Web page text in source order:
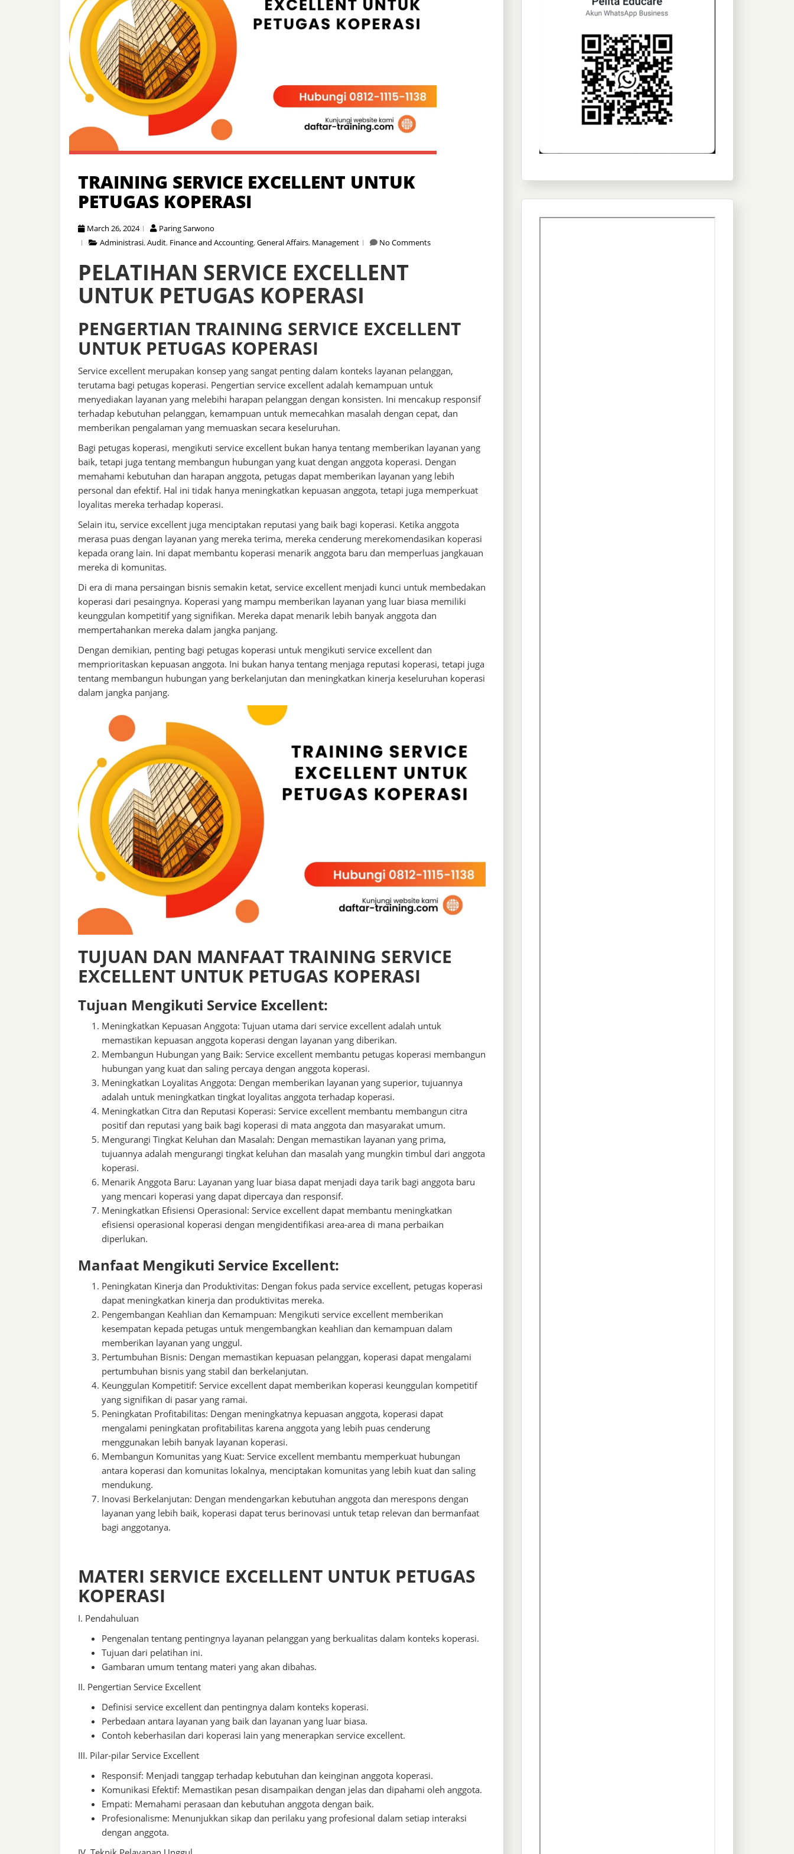
TRAINING SERVICE EXCELLENT UNTUK
PETUGAS KOPERASI
March 26, 2024
Paring Sarwono
Administrasi,Audit, Finance and Accounting,General Affairs, Management No Comments
PELATIHAN SERVICE EXCELLENT
UNTUK PETUGAS KOPERASI
PENGERTIAN TRAINING SERVICE EXCELLENT
UNTUK PETUGAS KOPERASI
Service excellent merupakan konsep yang sangat penting dalam konteks layanan pelanggan,
terutama bagi petugas koperasi. Pengertian service excellent adalah kemampuan untuk
menyediakan layanan yang melebihi harapan pelanggan dengan konsisten. Ini mencakup responsif
terhadap kebutuhan pelanggan, kemampuan untuk memecahkan masalah dengan cepat, dan
memberikan pengalaman yang memuaskan secara keseluruhan.
Bagi petugas koperasi, mengikuti service excellent bukan hanya tentang memberikan layanan yang
baik, tetapi juga tentang membangun hubungan yang kuat dengan anggota koperasi. Dengan
memahami kebutuhan dan harapan anggota, petugas dapat memberikan layanan yang lebih
personal dan efektif. Hal ini tidak hanya meningkatkan kepuasan anggota, tetapi juga memperkuat
loyalitas mereka terhadap koperasi.
Selain itu, service excellent juga menciptakan reputasi yang baik bagi koperasi. Ketika anggota
merasa puas dengan layanan yang mereka terima, mereka cenderung merekomendasikan koperasi
kepada orang lain. Ini dapat membantu koperasi menarik anggota baru dan memperluas jangkauan
mereka di komunitas.
Di era di mana persaingan bisnis semakin ketat, service excellent menjadi kunci untuk membedakan
koperasi dari pesaingnya. Koperasi yang mampu memberikan layanan yang luar biasa memiliki
keunggulan kompetitif yang signifikan. Mereka dapat menarik lebih banyak anggota dan
mempertahankan mereka dalam jangka panjang.
Dengan demikian, penting bagi petugas koperasi untuk mengikuti service excellent dan
memprioritaskan kepuasan anggota. Ini bukan hanya tentang menjaga reputasi koperasi, tetapi juga
tentang membangun hubungan yang berkelanjutan dan meningkatkan kinerja keseluruhan koperasi
dalam jangka panjang.
TUJUAN DAN MANFAAT TRAINING SERVICE
EXCELLENT UNTUK PETUGAS KOPERASI
Tujuan Mengikuti Service Excellent:
Meningkatkan Kepuasan Anggota: Tujuan utama dari service excellent adalah untuk
memastikan kepuasan anggota koperasi dengan layanan yang diberikan.
Membangun Hubungan yang Baik: Service excellent membantu petugas koperasi membangun
hubungan yang kuat dan saling percaya dengan anggota koperasi.
Meningkatkan Loyalitas Anggota: Dengan memberikan layanan yang superior, tujuannya
adalah untuk meningkatkan tingkat loyalitas anggota terhadap koperasi.
Meningkatkan Citra dan Reputasi Koperasi: Service excellent membantu membangun citra
positif dan reputasi yang baik bagi koperasi di mata anggota dan masyarakat umum.
Mengurangi Tingkat Keluhan dan Masalah: Dengan memastikan layanan yang prima,
tujuannya adalah mengurangi tingkat keluhan dan masalah yang mungkin timbul dari anggota
koperasi.
Menarik Anggota Baru: Layanan yang luar biasa dapat menjadi daya tarik bagi anggota baru
yang mencari koperasi yang dapat dipercaya dan responsif.
Meningkatkan Efisiensi Operasional: Service excellent dapat membantu meningkatkan
efisiensi operasional koperasi dengan mengidentifikasi area-area di mana perbaikan
diperlukan.
Manfaat Mengikuti Service Excellent:
Peningkatan Kinerja dan Produktivitas: Dengan fokus pada service excellent, petugas koperasi
dapat meningkatkan kinerja dan produktivitas mereka.
Pengembangan Keahlian dan Kemampuan: Mengikuti service excellent memberikan
kesempatan kepada petugas untuk mengembangkan keahlian dan kemampuan dalam
memberikan layanan yang unggul.
Pertumbuhan Bisnis: Dengan memastikan kepuasan pelanggan, koperasi dapat mengalami
pertumbuhan bisnis yang stabil dan berkelanjutan.
Keunggulan Kompetitif: Service excellent dapat memberikan koperasi keunggulan kompetitif
yang signifikan di pasar yang ramai.
Peningkatan Profitabilitas: Dengan meningkatnya kepuasan anggota, koperasi dapat
mengalami peningkatan profitabilitas karena anggota yang lebih puas cenderung
menggunakan lebih banyak layanan koperasi.
Membangun Komunitas yang Kuat: Service excellent membantu memperkuat hubungan
antara koperasi dan komunitas lokalnya, menciptakan komunitas yang lebih kuat dan saling
mendukung.
Inovasi Berkelanjutan: Dengan mendengarkan kebutuhan anggota dan merespons dengan
layanan yang lebih baik, koperasi dapat terus berinovasi untuk tetap relevan dan bermanfaat
bagi anggotanya.
MATERI SERVICE EXCELLENT UNTUK PETUGAS
KOPERASI
I. Pendahuluan
Pengenalan tentang pentingnya layanan pelanggan yang berkualitas dalam konteks koperasi.
Tujuan dari pelatihan ini.
Gambaran umum tentang materi yang akan dibahas.
II. Pengertian Service Excellent
Definisi service excellent dan pentingnya dalam konteks koperasi.
Perbedaan antara layanan yang baik dan layanan yang luar biasa.
Contoh keberhasilan dari koperasi lain yang menerapkan service excellent.
III. Pilar-pilar Service Excellent
Responsif: Menjadi tanggap terhadap kebutuhan dan keinginan anggota koperasi.
Komunikasi Efektif: Memastikan pesan disampaikan dengan jelas dan dipahami oleh anggota.
Empati: Memahami perasaan dan kebutuhan anggota dengan baik.
Profesionalisme: Menunjukkan sikap dan perilaku yang profesional dalam setiap interaksi
dengan anggota.